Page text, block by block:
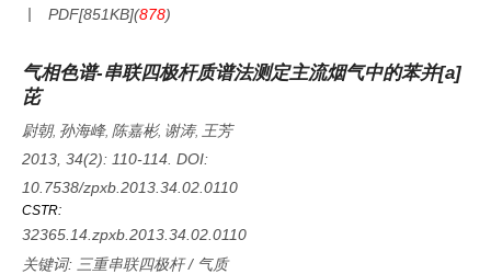
PDF[851KB](878)
气相色谱-串联四极杆质谱法测定主流烟气中的苯并[a]
芘
尉朝, 孙海峰, 陈嘉彬, 谢涛, 王芳
2013, 34(2): 110-114. DOI:
10.7538/zpxb.2013.34.02.0110
CSTR:
32365.14.zpxb.2013.34.02.0110
关键词: 三重串联四极杆/ 气质